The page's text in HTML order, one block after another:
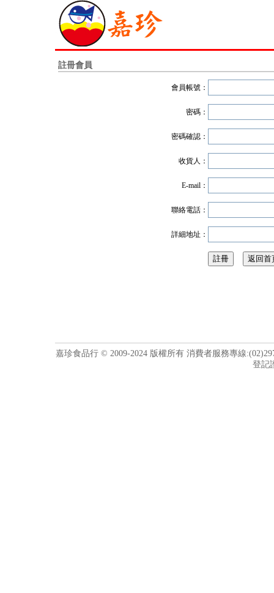
註冊會員
會員帳號：
密碼：
密碼確認：
收貨人：
E-mail：
聯絡電話：
詳細地址：
嘉珍食品行 © 2009-2024 版權所有 消費者服務專線
登記